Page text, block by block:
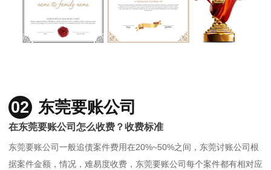
02 东莞要账公司
在东莞要账公司怎么收费？收费标准
东莞要账公司一般追债案件费用在20%~50%之间，东莞讨账公司根
据案件金额，情况，难易度收费，东莞要账公司每个案件都有相对应